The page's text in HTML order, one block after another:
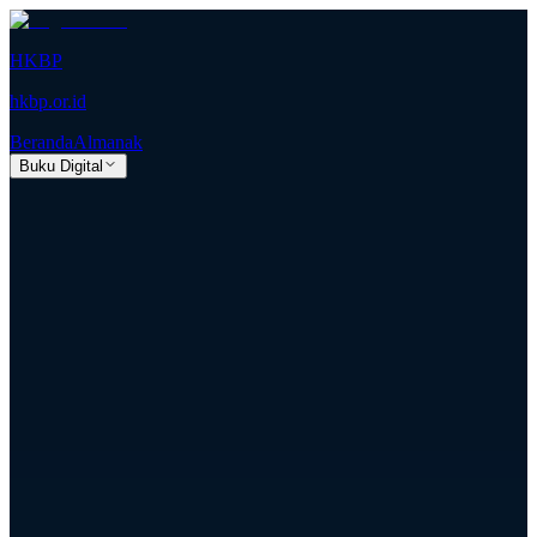
HKBP
hkbp.or.id
BerandaAlmanak
Buku Digital